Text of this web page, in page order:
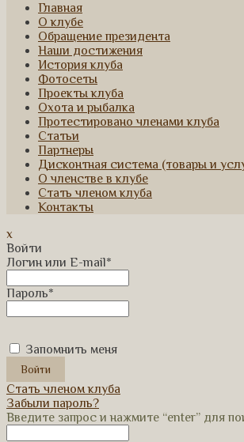
Главная
О клубе
Обращение президента
Наши достижения
История клуба
Фотосеты
Проекты клуба
Охота и рыбалка
Протестировано членами клуба
Статьи
Партнеры
Дисконтная система (товары и
О членстве в клубе
Стать членом клуба
Контакты
x
Войти
Логин или E-mail*
Пароль*
Запомнить меня
Стать членом клуба
Забыли пароль?
Введите запрос и нажмите “enter” для